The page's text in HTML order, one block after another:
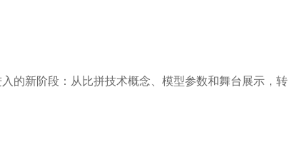
的新阶段：从比拼技术概念、模型参数和舞台展示，转